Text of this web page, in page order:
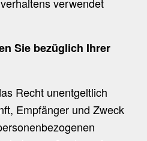
verwendet
Sie bezüglich Ihrer
Recht unentgeltlich
Empfänger und Zweck